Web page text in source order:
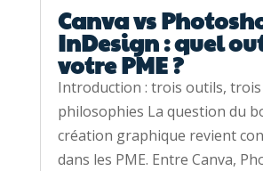
Canva vs
InDesign : quel
votre PME ?
Introduction : trois outils, trois
philosophies La question du
création graphique revient
dans les PME. Entre Canva,